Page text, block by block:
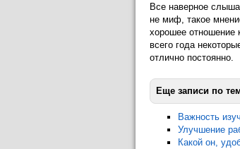
Все наверное
не миф, такое
хорошее отношение
всего года
отлично постоянно.
Еще записи по
Важность
Улучшение
Какой он,